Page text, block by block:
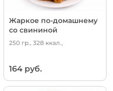
Жаркое по-домашнему
со свининой
250 гр., 328 ккал.,
164 руб.